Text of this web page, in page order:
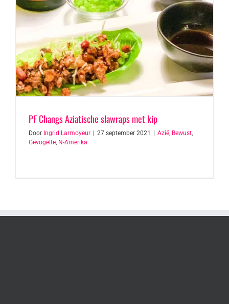
PF Changs Aziatische slawraps met kip
Door Ingrid Larmoyeur 27 september 2021 Azië, Bewust,
Gevogelte, N-Amerika